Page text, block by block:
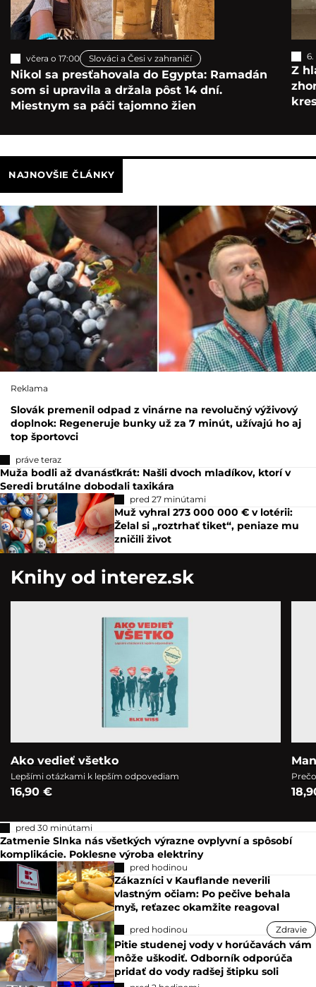
včera o 17:00 Slováci a Česi v zahraničí
Nikol sa presťahovala do Egypta: Ramadán
som si upravila a držala pôst 14 dní.
Miestnym sa páči tajomno žien
Z
NAJNOVŠIE ČLÁNKY
Reklama
Slovák premenil odpad z vinárne na revolučný výživový
doplnok: Regeneruje bunky už za 7 minút, užívajú ho aj
top športovci
práve teraz
Muža bodli až dvanásťkrát: Našli dvoch mladíkov, ktorí v
Seredi brutálne dobodali taxikára
pred 27 minútami
Muž vyhral 273 000 000 € v lotérii:
Želal si „roztrhať tiket“, peniaze mu
zničili život
Knihy od interez.sk
Ako vedieť všetko
Lepšími otázkami k lepším odpovediam
16,90 €
pred 30 minútami
Zatmenie Slnka nás všetkých výrazne ovplyvní a spôsobí
komplikácie. Poklesne výroba elektriny
pred hodinou
Zákazníci v Kauflande neverili
vlastným očiam: Po pečive behala
myš, reťazec okamžite reagoval
pred hodinou Zdravie
Pitie studenej vody v horúčavách vám
môže uškodiť. Odborník odporúča
pridať do vody radšej štipku soli